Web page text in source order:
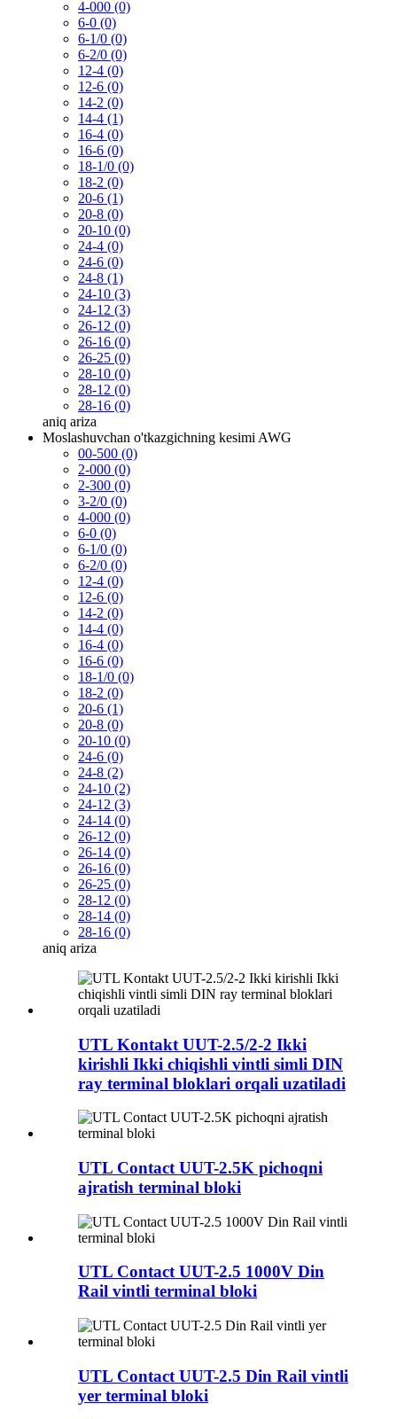
4-000 (0)
6-0 (0)
6-1/0 (0)
6-2/0 (0)
12-4 (0)
12-6 (0)
14-2 (0)
14-4 (1)
16-4 (0)
16-6 (0)
18-1/0 (0)
18-2 (0)
20-6 (1)
20-8 (0)
20-10 (0)
24-4 (0)
24-6 (0)
24-8 (1)
24-10 (3)
24-12 (3)
26-12 (0)
26-16 (0)
26-25 (0)
28-10 (0)
28-12 (0)
28-16 (0)
aniq ariza
Moslashuvchan o'tkazgichning kesimi AWG
00-500 (0)
2-000 (0)
2-300 (0)
3-2/0 (0)
4-000 (0)
6-0 (0)
6-1/0 (0)
6-2/0 (0)
12-4 (0)
12-6 (0)
14-2 (0)
14-4 (0)
16-4 (0)
16-6 (0)
18-1/0 (0)
18-2 (0)
20-6 (1)
20-8 (0)
20-10 (0)
24-6 (0)
24-8 (2)
24-10 (2)
24-12 (3)
24-14 (0)
26-12 (0)
26-14 (0)
26-16 (0)
26-25 (0)
28-12 (0)
28-14 (0)
28-16 (0)
aniq ariza
UTL Kontakt UUT-2.5/2-2 Ikki
kirishli Ikki chiqishli vintli simli DIN
ray terminal bloklari orqali uzatiladi
UTL Contact UUT-2.5K pichoqni
ajratish terminal bloki
UTL Contact UUT-2.5 1000V Din
Rail vintli terminal bloki
UTL Contact UUT-2.5 Din Rail vintli
yer terminal bloki